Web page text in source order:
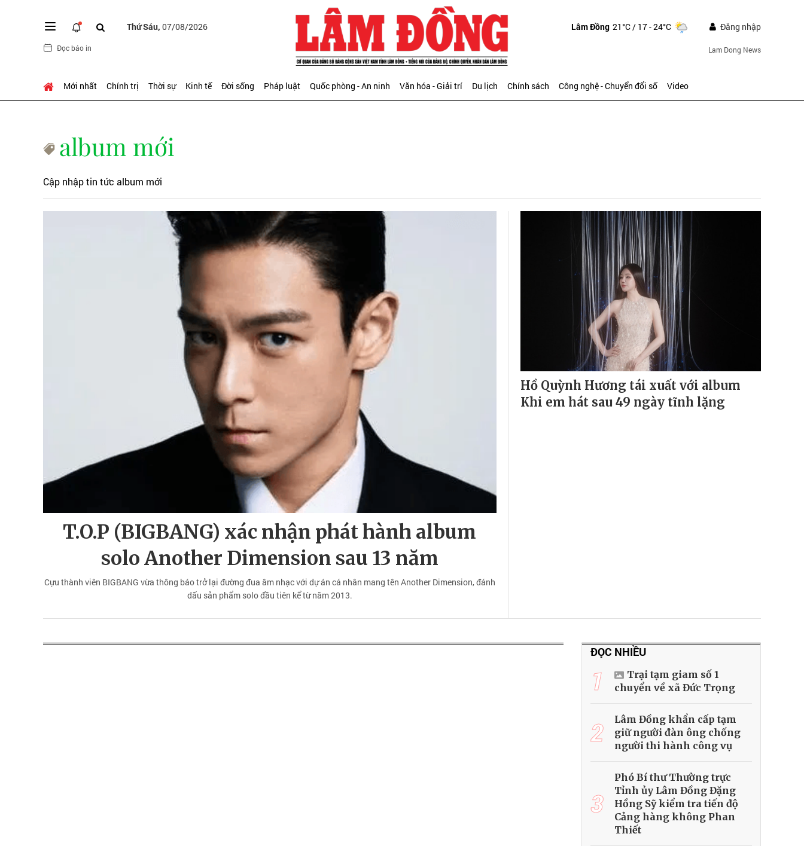
Thứ Sáu, 07/08/2026
Đọc báo in
Lâm Đồng 21°C/ 17 - 24°C Đăng nhập
Lam Dong News
Mới nhất Chính trị Thời sự Kinh tế Đời sống Pháp luật Quốc phòng - An ninh Văn hóa - Giải trí Du lịch Chính sách Công nghệ - Chuyển đổi số Video
album mới
Cập nhập tin tức album mới
T.O.P (BIGBANG) xác nhận phát hành album
solo Another Dimension sau 13 năm
Cựu thành viên BIGBANG vừa thông báo trở lại đường đua âm nhạc với dự án cá nhân mang tên Another Dimension, đánh
dấu sản phẩm solo đầu tiên kể từ năm 2013.
Hồ Quỳnh Hương tái xuất với album
Khi em hát sau 49 ngày tĩnh lặng
ĐỌC NHIỀU
1
Trại tạm giam số 1
chuyển về xã Đức Trọng
2
Lâm Đồng khẩn cấp tạm
giữ người đàn ông chống
người thi hành công vụ
3
Phó Bí thư Thường trực
Tỉnh ủy Lâm Đồng Đặng
Hồng Sỹ kiểm tra tiến độ
Cảng hàng không Phan
Thiết